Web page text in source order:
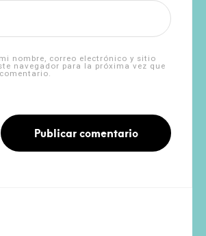
nombre, correo electrónico y sitio
navegador para la próxima vez que